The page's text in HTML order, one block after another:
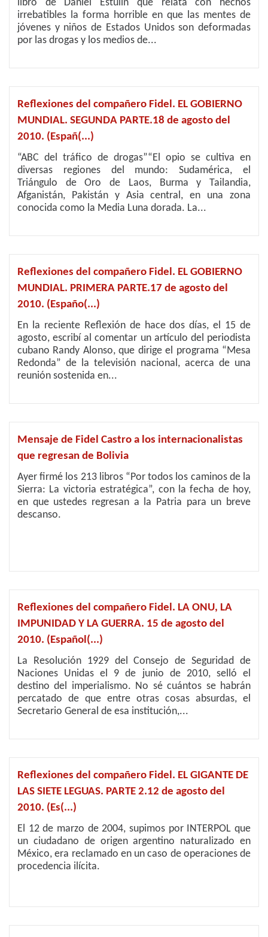
libro de Daniel Estulin que relata con hechos
irrebatibles la forma horrible en que las mentes de
jóvenes y niños de Estados Unidos son deformadas
por las drogas y los medios de...
Reflexiones del compañero Fidel. EL GOBIERNO
MUNDIAL. SEGUNDA PARTE.18 de agosto del
2010. (Españ(...)
“ABC del tráfico de drogas”“El opio se cultiva en
diversas regiones del mundo: Sudamérica, el
Triángulo de Oro de Laos, Burma y Tailandia,
Afganistán, Pakistán y Asia central, en una zona
conocida como la Media Luna dorada. La...
Reflexiones del compañero Fidel. EL GOBIERNO
MUNDIAL. PRIMERA PARTE.17 de agosto del
2010. (Españo(...)
En la reciente Reflexión de hace dos días, el 15 de
agosto, escribí al comentar un artículo del periodista
cubano Randy Alonso, que dirige el programa “Mesa
Redonda” de la televisión nacional, acerca de una
reunión sostenida en...
Mensaje de Fidel Castro a los internacionalistas
que regresan de Bolivia
Ayer firmé los 213 libros “Por todos los caminos de la
Sierra: La victoria estratégica”, con la fecha de hoy,
en que ustedes regresan a la Patria para un breve
descanso.
Reflexiones del compañero Fidel. LA ONU, LA
IMPUNIDAD Y LA GUERRA. 15 de agosto del
2010. (Español(...)
La Resolución 1929 del Consejo de Seguridad de
Naciones Unidas el 9 de junio de 2010, selló el
destino del imperialismo. No sé cuántos se habrán
percatado de que entre otras cosas absurdas, el
Secretario General de esa institución,...
Reflexiones del compañero Fidel. EL GIGANTE DE
LAS SIETE LEGUAS. PARTE 2.12 de agosto del
2010. (Es(...)
El 12 de marzo de 2004, supimos por INTERPOL que
un ciudadano de origen argentino naturalizado en
México, era reclamado en un caso de operaciones de
procedencia ilícita.